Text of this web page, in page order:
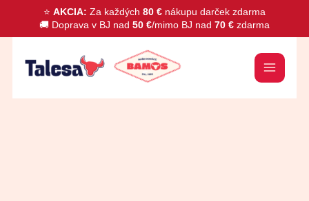
⭐ AKCIA: Za každých 80 € nákupu darček zdarma
🚚 Doprava v BJ nad 50 €/mimo BJ nad 70 € zdarma
Preskočiť
Bravčové
vlastnej